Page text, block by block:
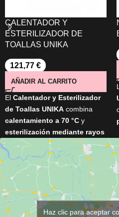
CALENTADOR Y
ESTERILIZADOR DE
TOALLAS UNIKA
121,77 €
AÑADIR AL CARRITO
El Calentador y Esterilizador
de Toallas UNIKA combina
calentamiento a 70 °C y
esterilización mediante rayos
para mantener las toallas
listas para cada servicio. Con
16 litros de capacidad
espacio para hasta 8 toallas
una resistente estructura de
acero inoxidable, es perfecto
para peluquerías, barberías,
Haz clic para aceptar